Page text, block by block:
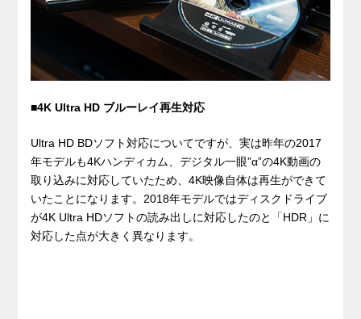
■4K Ultra HD ブルーレイ再生対応
Ultra HD BDソフト対応についてですが、実は昨年の2017
年モデルも4Kハンディカム、デジタル一眼”α”の4K動画の
取り込みに対応していたため、4K映像自体は再生ができて
いたことになります。2018年モデルではディスクドライブ
が4K Ultra HDソフトの読み出しに対応したのと「HDR」に
対応した点が大きく異なります。